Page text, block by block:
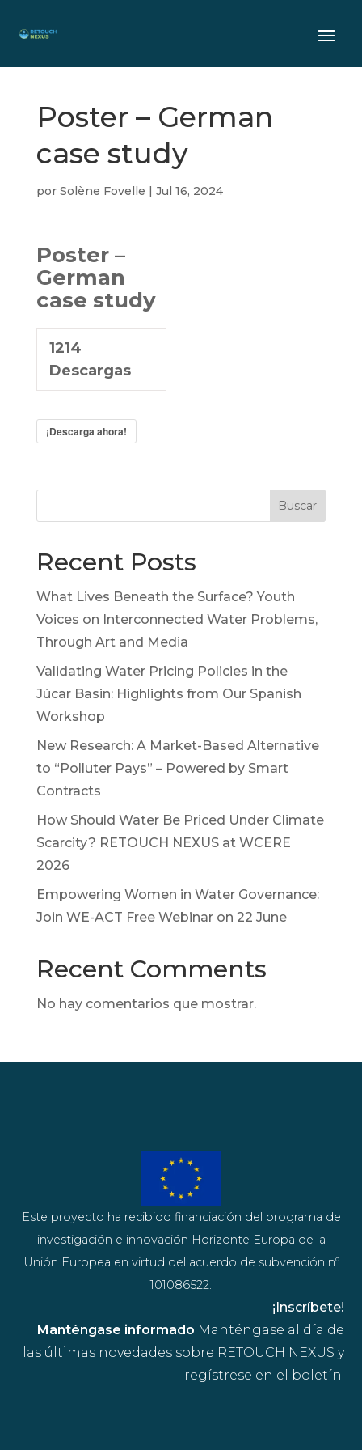
Poster – German
case study
por Solène Fovelle | Jul 16, 2024
Poster –
German
case study
1214
Descargas
¡Descarga ahora!
Buscar
Recent Posts
What Lives Beneath the Surface? Youth
Voices on Interconnected Water Problems,
Through Art and Media
Validating Water Pricing Policies in the
Júcar Basin: Highlights from Our Spanish
Workshop
New Research: A Market-Based Alternative
to “Polluter Pays” – Powered by Smart
Contracts
How Should Water Be Priced Under Climate
Scarcity? RETOUCH NEXUS at WCERE
2026
Empowering Women in Water Governance:
Join WE-ACT Free Webinar on 22 June
Recent Comments
No hay comentarios que mostrar.
Manténgase informado Manténgase al día de
las últimas novedades sobre RETOUCH NEXUS y
regístrese en el boletín.
¡Inscríbete!
Este proyecto ha recibido financiación del programa de
investigación e innovación Horizonte Europa de la
Unión Europea en virtud del acuerdo de subvención nº
101086522.